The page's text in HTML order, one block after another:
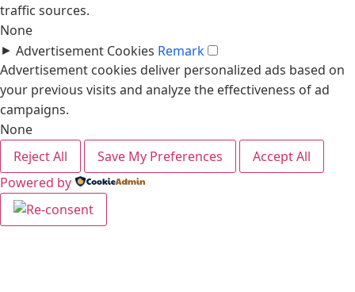
traffic sources.
None
► Advertisement Cookies Remark
Advertisement cookies deliver personalized ads based on
your previous visits and analyze the effectiveness of ad
campaigns.
None
Reject All
Save My Preferences
Accept All
Powered by